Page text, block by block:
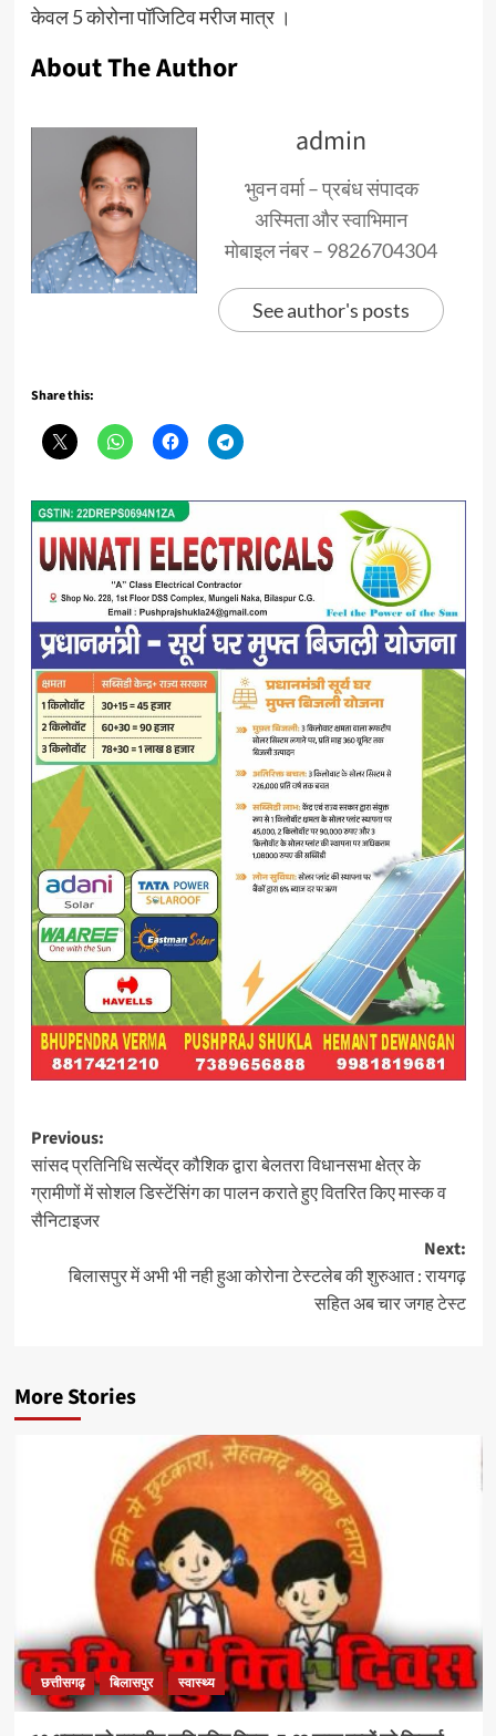
केवल 5 कोरोना पॉजिटिव मरीज मात्र ।
About The Author
admin
भुवन वर्मा – प्रबंध संपादक
अस्मिता और स्वाभिमान
मोबाइल नंबर – 9826704304
See author's posts
Share this:
Post
navigation
Previous:
सांसद प्रतिनिधि सत्येंद्र कौशिक द्वारा बेलतरा विधानसभा क्षेत्र के
ग्रामीणों में सोशल डिस्टेंसिंग का पालन कराते हुए वितरित किए मास्क व
सैनिटाइजर
Next:
बिलासपुर में अभी भी नही हुआ कोरोना टेस्टलेब की शुरुआत : रायगढ़
सहित अब चार जगह टेस्ट
More Stories
छत्तीसगढ़ बिलासपुर स्वास्थ्य